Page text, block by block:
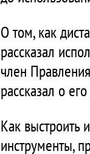
О том, как
рассказал
член
рассказал о
Как выстроить
инструменты,